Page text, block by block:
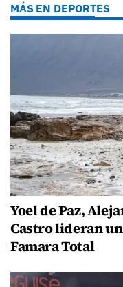
MÁS EN DEPORTES
Yoel de Paz,
Castro lideran
Famara Total